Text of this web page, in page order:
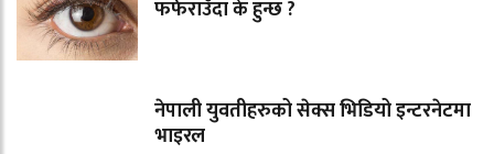
फर्फराउँदा के हुन्छ ?
नेपाली युवतीहरुको सेक्स भिडियो इन्टरनेटमा
भाइरल